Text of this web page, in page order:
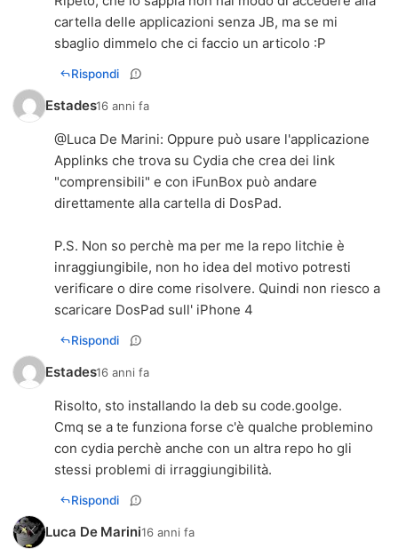
cartella delle applicazioni senza JB, ma se mi
sbaglio dimmelo che ci faccio un articolo :P
Rispondi
Estades16 anni fa
@Luca De Marini: Oppure può usare l'applicazione
Applinks che trova su Cydia che crea dei link
"comprensibili" e con iFunBox può andare
direttamente alla cartella di DosPad.
P.S. Non so perchè ma per me la repo litchie è
inraggiungibile, non ho idea del motivo potresti
verificare o dire come risolvere. Quindi non riesco a
scaricare DosPad sull' iPhone 4
Rispondi
Estades16 anni fa
Risolto, sto installando la deb su code.goolge.
Cmq se a te funziona forse c'è qualche problemino
con cydia perchè anche con un altra repo ho gli
stessi problemi di irraggiungibilità.
Rispondi
Luca De Marini16 anni fa